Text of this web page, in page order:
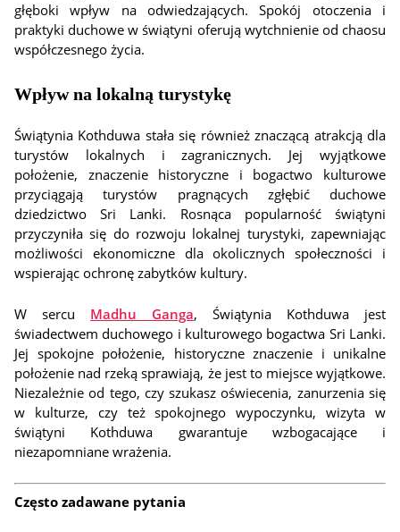
głęboki wpływ na odwiedzających. Spokój otoczenia i
praktyki duchowe w świątyni oferują wytchnienie od chaosu
współczesnego życia.
Wpływ na lokalną turystykę
Świątynia Kothduwa stała się również znaczącą atrakcją dla
turystów lokalnych i zagranicznych. Jej wyjątkowe
położenie, znaczenie historyczne i bogactwo kulturowe
przyciągają turystów pragnących zgłębić duchowe
dziedzictwo Sri Lanki. Rosnąca popularność świątyni
przyczyniła się do rozwoju lokalnej turystyki, zapewniając
możliwości ekonomiczne dla okolicznych społeczności i
wspierając ochronę zabytków kultury.
W sercu Madhu Ganga, Świątynia Kothduwa jest
świadectwem duchowego i kulturowego bogactwa Sri Lanki.
Jej spokojne położenie, historyczne znaczenie i unikalne
położenie nad rzeką sprawiają, że jest to miejsce wyjątkowe.
Niezależnie od tego, czy szukasz oświecenia, zanurzenia się
w kulturze, czy też spokojnego wypoczynku, wizyta w
świątyni Kothduwa gwarantuje wzbogacające i
niezapomniane wrażenia.
Często zadawane pytania